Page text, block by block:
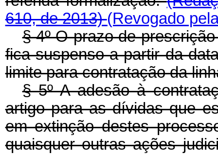
610, de 2013)(Revogado
§ 4º O prazo de
fica suspenso a partir da
limite para contratação da
§ 5º A adesão à
artigo para as dívidas que
em extinção destes
quaisquer outras ações